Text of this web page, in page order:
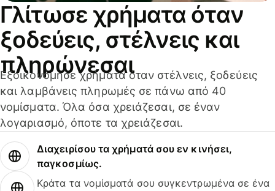
Γλίτωσε χρήματα όταν
ξοδεύεις, στέλνεις και
πληρώνεσαι
Εξοικονόμησε χρήματα όταν στέλνεις, ξοδεύεις
και λαμβάνεις πληρωμές σε πάνω από 40
νομίσματα. Όλα όσα χρειάζεσαι, σε έναν
λογαριασμό, όποτε τα χρειάζεσαι.
Διαχειρίσου τα χρήματά σου εν κινήσει,
παγκοσμίως.
Κράτα τα νομίσματά σου συγκεντρωμένα σε ένα